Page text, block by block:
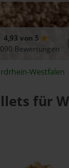
4,93 von 5
Bewertungen
Westfalen
für